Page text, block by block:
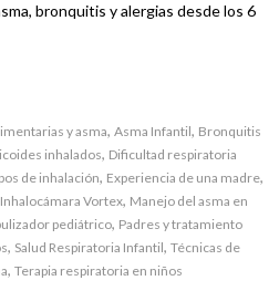
bronquitis y alergias desde los 6
y asma, Asma Infantil, Bronquitis
inhalados, Dificultad respiratoria
de inhalación, Experiencia de una madre,
Inhalocámara Vortex, Manejo del asma en
pediátrico, Padres y tratamiento
, Salud Respiratoria Infantil, Técnicas de
, Terapia respiratoria en niños